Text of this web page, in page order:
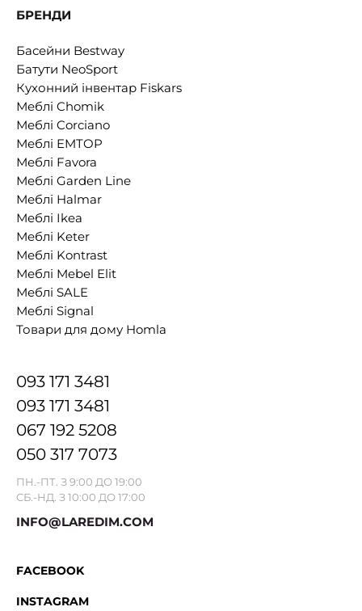
БРЕНДИ
Басейни Bestway
Батути NeoSport
Кухонний інвентар Fiskars
Меблі Chomik
Меблі Corciano
Меблі EMTOP
Меблі Favora
Меблі Garden Line
Меблі Halmar
Меблі Ikea
Меблі Keter
Меблі Kontrast
Меблі Mebel Elit
Меблі SALE
Меблі Signal
Товари для дому Homla
093 171 3481
093 171 3481
067 192 5208
050 317 7073
ПН.-ПТ. З 9:00 ДО 19:00
СБ.-НД. З 10:00 ДО 17:00
INFO@LAREDIM.COM
FACEBOOK
INSTAGRAM